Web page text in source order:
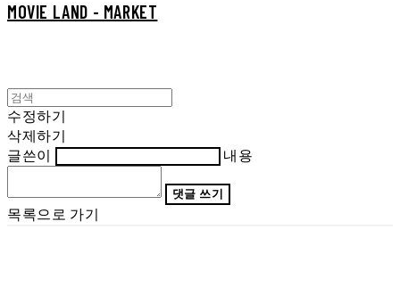
MOVIE LAND - MARKET
수정하기
삭제하기
글쓴이
내용
댓글 쓰기
목록으로 가기